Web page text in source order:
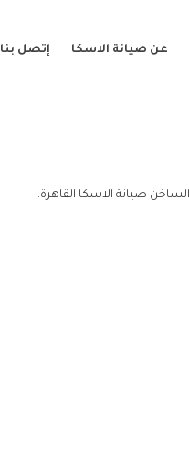
عن صيانة الاسكا إتصل بنا
صيانة الاسكا القاهرة.